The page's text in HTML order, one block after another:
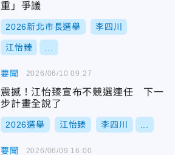
重」爭議
2026新北市長選舉 李四川
江怡臻
要聞
震撼！江怡臻宣布不競選連任 下一
步計畫全說了
2026選舉 江怡臻 李四川
2026/06/10 09:27
要聞 2026/06/09 16:00